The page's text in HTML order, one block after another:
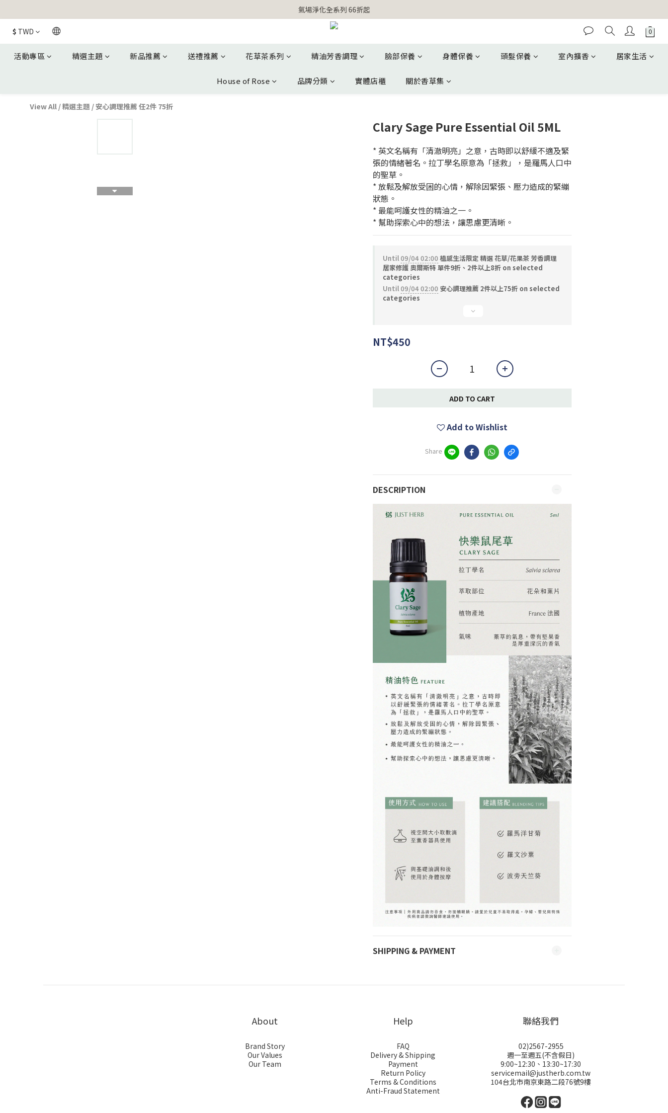
【官網獨家】首次消費 不限金額 即送 香遇熊超人行李吊牌
氣場淨化全系列 66折起
【官網獨家】首次消費 不限金額 即送 香遇熊超人行李吊牌
$ TWD
活動專區 精選主題 新品推薦 送禮推薦 花草茶系列 精油芳香調理 臉部保養 身體保養 頭髮保養 室內擴香 居家生活
House of Rose 品牌分類 實體店櫃 關於香草集
View All /精選主題 / 安心調理推薦 任2件 75折
Clary Sage Pure Essential Oil 5ML
* 英文名稱有「清澈明亮」之意，古時即以舒緩不適及緊
張的情緒著名。拉丁學名原意為「拯救」，是羅馬人口中
的聖草。
* 放鬆及解放受困的心情，解除因緊張、壓力造成的緊繃
狀態。
* 最能呵護女性的精油之一。
* 幫助探索心中的想法，讓思慮更清晰。
Until09/04 02:00 植感生活限定 精選 花草/花果茶 芳香調理
居家修護 奧爾斯特 單件9折、2件以上8折 on selected
categories
Until09/04 02:00 安心調理推薦 2件以上75折 on selected
categories
NT$450
ADD TO CART
Add to Wishlist
Share
DESCRIPTION
SHIPPING & PAYMENT
About
Brand Story
Our Values
Our Team
Help
FAQ
Delivery & Shipping
Payment
Return Policy
Terms & Conditions
Anti-Fraud Statement
聯絡我們
02)2567-2955
週一至週五(不含假日)
9:00~12:30、13:30~17:30
servicemail@justherb.com.tw
104台北市南京東路二段76號9樓